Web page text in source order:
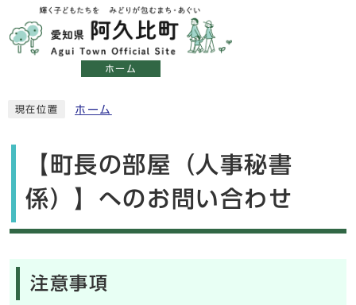
ホーム
現在位置 ホーム
【町長の部屋（人事秘書
係）】へのお問い合わせ
注意事項